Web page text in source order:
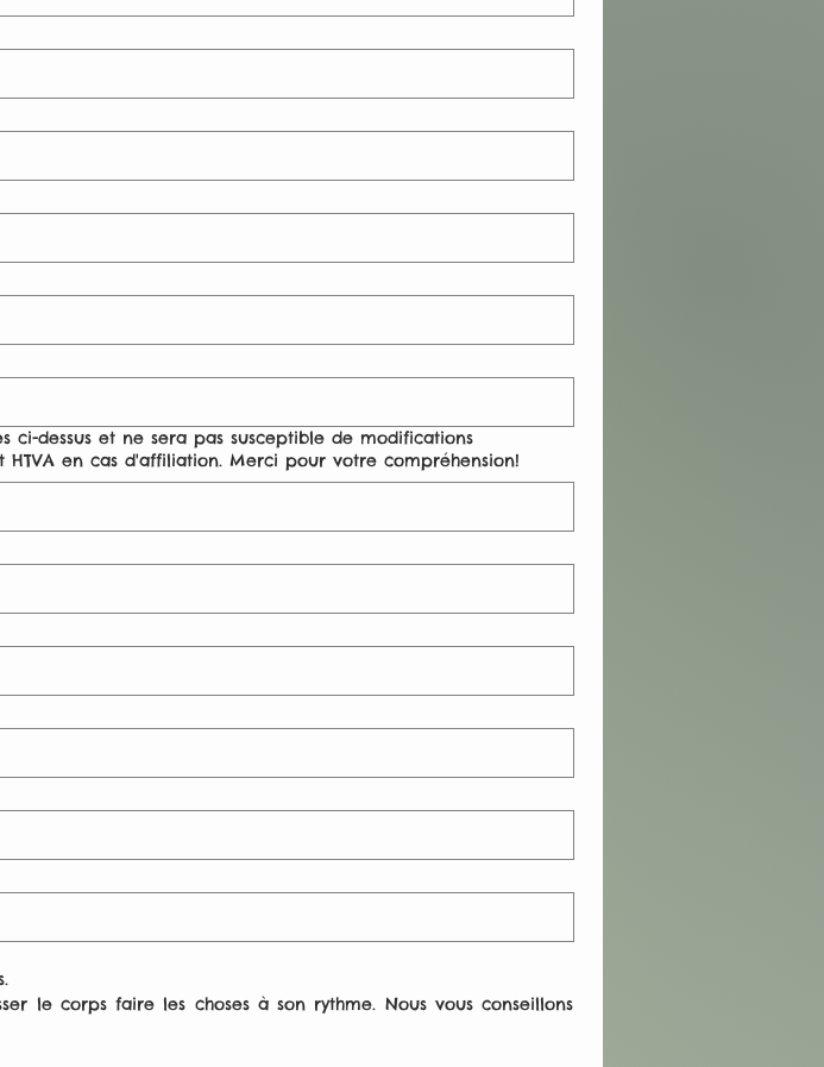
ci-dessus et ne sera pas susceptible de modifications
en cas d'affiliation. Merci pour votre compréhension!
le corps faire les choses à son rythme. Nous vous conseillons